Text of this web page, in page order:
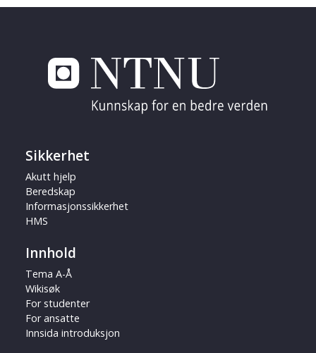
Sikkerhet
Akutt hjelp
Beredskap
Informasjonssikkerhet
HMS
Innhold
Tema A-Å
Wikisøk
For studenter
For ansatte
Innsida introduksjon